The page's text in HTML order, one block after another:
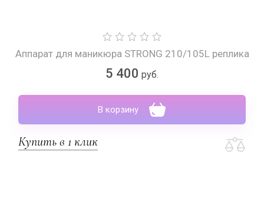
Аппарат для маникюра STRONG 210/105L реплика
5 400 руб.
В корзину
Купить в 1 клик